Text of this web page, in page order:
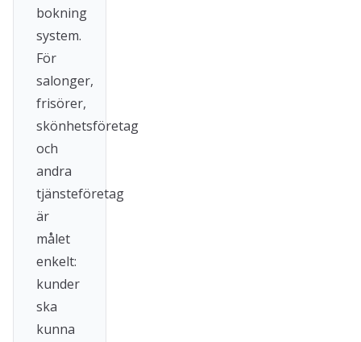
bokning
system.
För
salonger,
frisörer,
skönhetsföretag
och
andra
tjänsteföretag
är
målet
enkelt:
kunder
ska
kunna